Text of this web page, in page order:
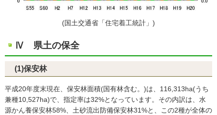
(国土交通省「住宅着工統計」)
Ⅳ 県土の保全
(1)保安林
平成20年度末現在、保安林面積(国有林含む。)は、116,313ha(うち
兼種10,527ha)で、指定率は32%となっています。その内訳は、水
源かん養保安林58%、土砂流出防備保安林31%と、この2種が全体の